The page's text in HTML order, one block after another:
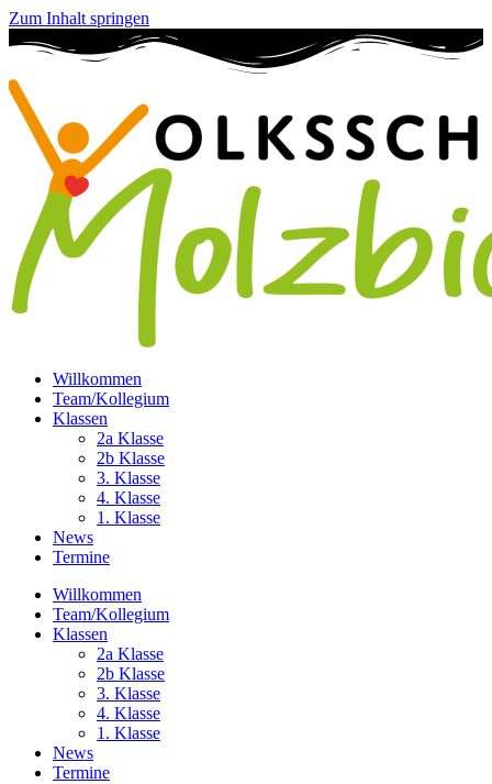
Zum Inhalt springen
Willkommen
Team/Kollegium
Klassen
2a Klasse
2b Klasse
3. Klasse
4. Klasse
1. Klasse
News
Termine
Willkommen
Team/Kollegium
Klassen
2a Klasse
2b Klasse
3. Klasse
4. Klasse
1. Klasse
News
Termine